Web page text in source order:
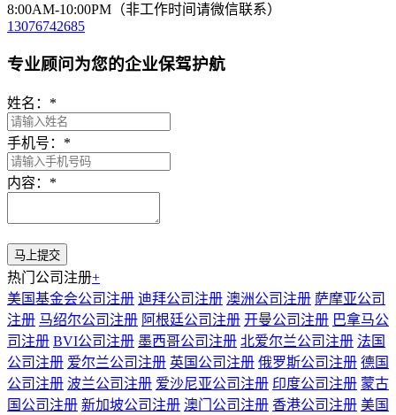
8:00AM-10:00PM（非工作时间请微信联系）
13076742685
专业顾问为您的企业保驾护航
姓名： *
手机号： *
内容： *
热门公司注册+
美国基金会公司注册 迪拜公司注册 澳洲公司注册 萨摩亚公司
注册 马绍尔公司注册 阿根廷公司注册 开曼公司注册 巴拿马公
司注册 BVI公司注册 墨西哥公司注册 北爱尔兰公司注册 法国
公司注册 爱尔兰公司注册 英国公司注册 俄罗斯公司注册 德国
公司注册 波兰公司注册 爱沙尼亚公司注册 印度公司注册 蒙古
国公司注册 新加坡公司注册 澳门公司注册 香港公司注册 美国